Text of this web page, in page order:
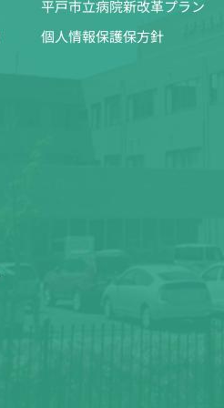
平戸市立病院新改革プラン
個人情報保護保方針